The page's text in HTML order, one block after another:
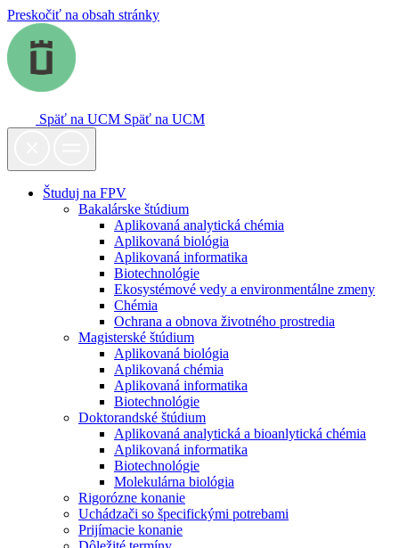
Preskočiť na obsah stránky
Späť na UCM Späť na UCM
Študuj na FPV
Bakalárske štúdium
Aplikovaná analytická chémia
Aplikovaná biológia
Aplikovaná informatika
Biotechnológie
Ekosystémové vedy a environmentálne zmeny
Chémia
Ochrana a obnova životného prostredia
Magisterské štúdium
Aplikovaná biológia
Aplikovaná chémia
Aplikovaná informatika
Biotechnológie
Doktorandské štúdium
Aplikovaná analytická a bioanlytická chémia
Aplikovaná informatika
Biotechnológie
Molekulárna biológia
Rigorózne konanie
Uchádzači so špecifickými potrebami
Prijímacie konanie